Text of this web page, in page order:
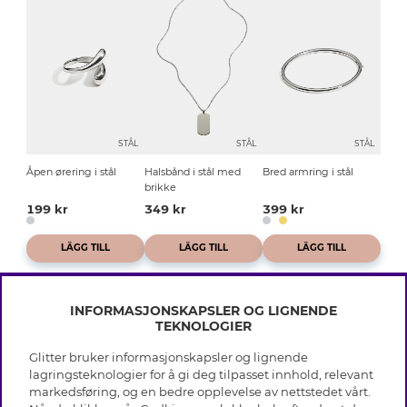
STÅL
Åpen ørering i stål
199 kr
LÄGG TILL
STÅL
Halsbånd i stål med
brikke
349 kr
LÄGG TILL
STÅL
Bred armring i stål
399 kr
LÄGG TILL
INFO
Vilkår
INFORMASJONSKAPSLER OG LIGNENDE
TEKNOLOGIER
Glitter bruker informasjonskapsler og lignende
lagringsteknologier for å gi deg tilpasset innhold, relevant
markedsføring, og en bedre opplevelse av nettstedet vårt.